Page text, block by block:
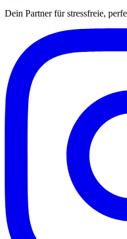
Dein Partner für stressfreie,